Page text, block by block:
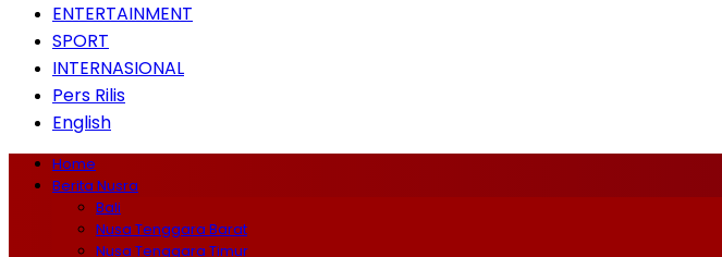
ENTERTAINMENT
SPORT
INTERNASIONAL
Pers Rilis
English
Home
Berita Nusra
Bali
Nusa Tenggara Barat
Nusa Tenggara Timur